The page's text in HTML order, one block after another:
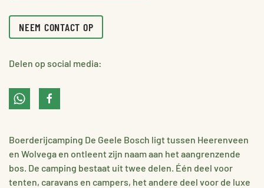
NEEM CONTACT OP
Delen op social media:
Boerderijcamping De Geele Bosch ligt tussen Heerenveen
en Wolvega en ontleent zijn naam aan het aangrenzende
bos. De camping bestaat uit twee delen. Één deel voor
tenten, caravans en campers, het andere deel voor de luxe